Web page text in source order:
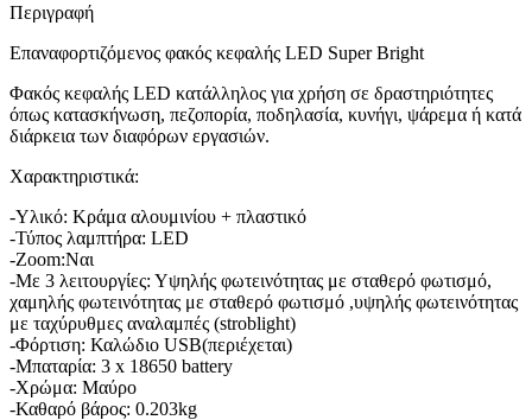
Περιγραφή
Επαναφορτιζόμενος φακός κεφαλής LED Super Bright
Φακός κεφαλής LED κατάλληλος για χρήση σε δραστηριότητες
όπως κατασκήνωση, πεζοπορία, ποδηλασία, κυνήγι, ψάρεμα ή κατά
διάρκεια των διαφόρων εργασιών.
Χαρακτηριστικά:
-Υλικό: Κράμα αλουμινίου + πλαστικό
-Τύπος λαμπτήρα: LED
-Zoom:Ναι
-Με 3 λειτουργίες: Υψηλής φωτεινότητας με σταθερό φωτισμό,
χαμηλής φωτεινότητας με σταθερό φωτισμό ,υψηλής φωτεινότητας
με ταχύρυθμες αναλαμπές (stroblight)
-Φόρτιση: Καλώδιο USB(περιέχεται)
-Μπαταρία: 3 x 18650 battery
-Χρώμα: Μαύρο
-Καθαρό βάρος: 0.203kg